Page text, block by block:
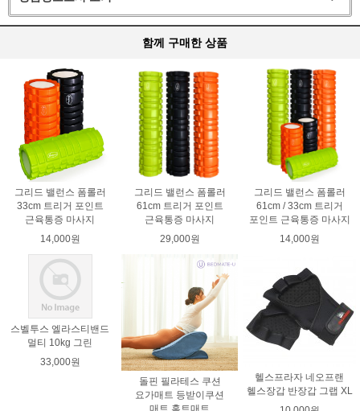
함께 구매한 상품
그리드 밸런스 폼롤러
33cm 트리거 포인트
근육통증 마사지
14,000원
그리드 밸런스 폼롤러
61cm 트리거 포인트
근육통증 마사지
29,000원
그리드 밸런스 폼롤러
61cm / 33cm 트리거
포인트 근육통증 마사지
14,000원
스벨투스 엘라스티밴드
멀티 10kg 그린
33,000원
돌핀 필라테스 쿠션
요가매트 등받이쿠션
매트 홈트매트
헬스프라자 네오프랜
헬스장갑 반장갑 그랩 XL